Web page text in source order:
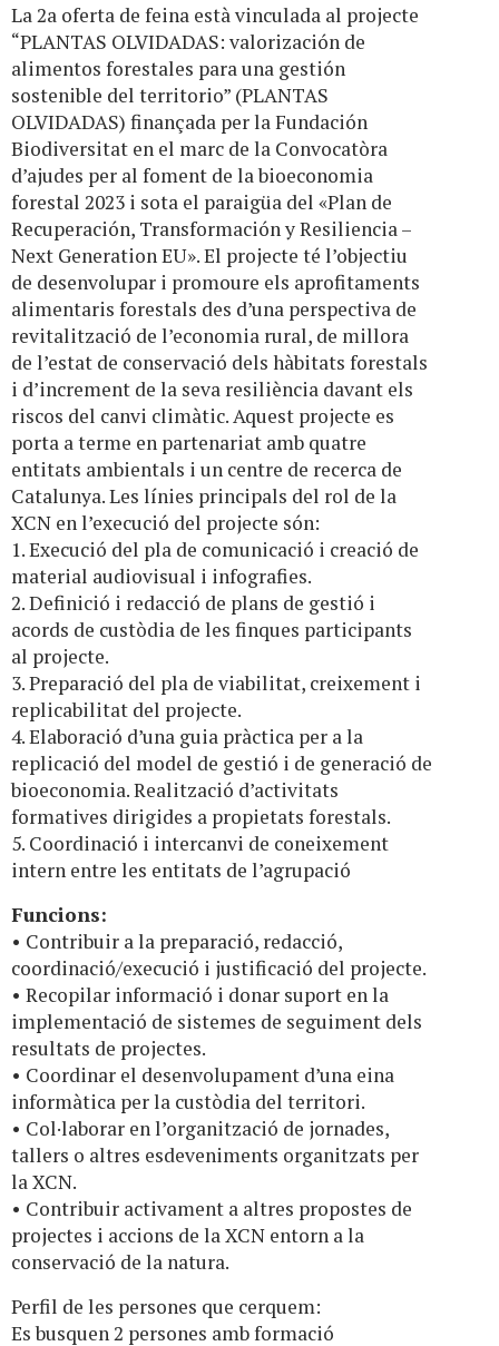
La 2a oferta de feina està vinculada al projecte
“PLANTAS OLVIDADAS: valorización de
alimentos forestales para una gestión
sostenible del territorio” (PLANTAS
OLVIDADAS) finançada per la Fundación
Biodiversitat en el marc de la Convocatòra
d’ajudes per al foment de la bioeconomia
forestal 2023 i sota el paraigüa del «Plan de
Recuperación, Transformación y Resiliencia –
Next Generation EU». El projecte té l’objectiu
de desenvolupar i promoure els aprofitaments
alimentaris forestals des d’una perspectiva de
revitalització de l’economia rural, de millora
de l’estat de conservació dels hàbitats forestals
i d’increment de la seva resiliència davant els
riscos del canvi climàtic. Aquest projecte es
porta a terme en partenariat amb quatre
entitats ambientals i un centre de recerca de
Catalunya. Les línies principals del rol de la
XCN en l’execució del projecte són:
1. Execució del pla de comunicació i creació de
material audiovisual i infografies.
2. Definició i redacció de plans de gestió i
acords de custòdia de les finques participants
al projecte.
3. Preparació del pla de viabilitat, creixement i
replicabilitat del projecte.
4. Elaboració d’una guia pràctica per a la
replicació del model de gestió i de generació de
bioeconomia. Realització d’activitats
formatives dirigides a propietats forestals.
5. Coordinació i intercanvi de coneixement
intern entre les entitats de l’agrupació
Funcions:
• Contribuir a la preparació, redacció,
coordinació/execució i justificació del projecte.
• Recopilar informació i donar suport en la
implementació de sistemes de seguiment dels
resultats de projectes.
• Coordinar el desenvolupament d’una eina
informàtica per la custòdia del territori.
• Col·laborar en l’organització de jornades,
tallers o altres esdeveniments organitzats per
la XCN.
• Contribuir activament a altres propostes de
projectes i accions de la XCN entorn a la
conservació de la natura.
Perfil de les persones que cerquem:
Es busquen 2 persones amb formació